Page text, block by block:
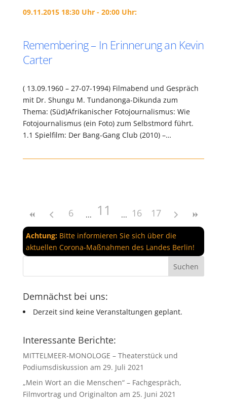
09.11.2015 18:30 Uhr - 20:00 Uhr:
Remembering – In Erinnerung an Kevin
Carter
( 13.09.1960 – 27-07-1994) Filmabend und Gespräch
mit Dr. Shungu M. Tundanonga-Dikunda zum
Thema: (Süd)Afrikanischer Fotojournalismus: Wie
Fotojournalismus (ein Foto) zum Selbstmord führt.
1.1 Spielfilm: Der Bang-Gang Club (2010) –…
6 11 16 17
Achtung:Bitte informieren Sie sich über die
aktuellen Corona-Maßnahmen des Landes Berlin!
Demnächst bei uns:
Derzeit sind keine Veranstaltungen geplant.
Interessante Berichte:
MITTELMEER-MONOLOGE – Theaterstück und
Podiumsdiskussion am 29. Juli 2021
„Mein Wort an die Menschen“ – Fachgespräch,
Filmvortrag und Originalton am 25. Juni 2021